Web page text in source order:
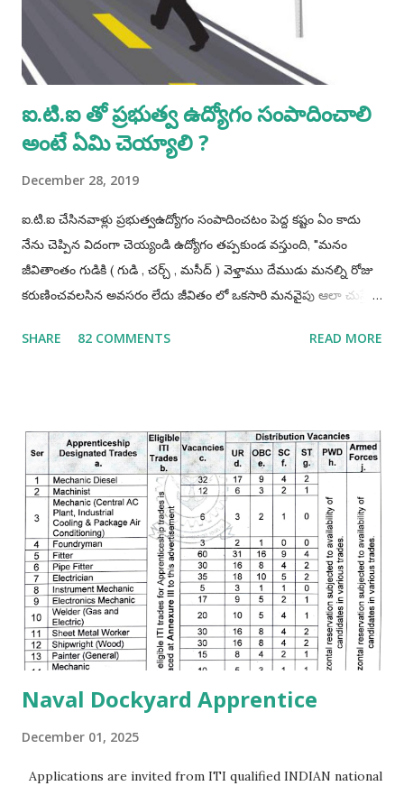
ఐ.టి.ఐ తో ప్రభుత్వ ఉద్యోగం సంపాదించాలి
అంటే ఏమి చెయ్యాలి ?
December 28, 2019
ఐ.టి.ఐ చేసినవాళ్లు ప్రభుత్వఉద్యోగం సంపాదించటం పెద్ద కష్టం ఏం కాదు
నేను చెప్పిన విదంగా చెయ్యండి ఉద్యోగం తప్పకుండ వస్తుంది, "మనం
జీవితాంతం గుడికి ( గుడి , చర్చ్ , మసీద్ ) వెళ్తాము దేముడు మనల్ని రోజు
కరుణించవలసిన అవసరం లేదు జీవితం లో ఒకసారి మనవైపు ఆలా చుస్తే
ప్రభుత్వఉద్యోగాలు రాస్తూవుండాలి ఒకసారి మనం పాస్ అయితే చాలు
కాకూడదు అంటే నేను మా రాష్ట్రము లోనే ఉద్యోగాలకి అప్లై చేస్తాను ఇక
మిగతావి చెయ్యను అంటేయ్ మీకు ఉద్యోగమొచ్చే అవకాశములు 90%
తగ్గిపోతాయి. అదే మీరు భారతదేశం మొత్తం నాదే అనే పరీక్షా రాయండి
తప్పకుండ 90% అవకాశాలు పెరుగుతాయి. మీరు ఒక్కటి గుర్తుంచుకోండి
మనకి ఎక్కడ ఉద్యోగమొస్తే అక్కడ వసతి గృహాలు ( govt quarters )
ఉంటాయి. ఉద్యోగం సంపాదించాలి అంటే ఏం చదవాలి ఎలా చదవాలి ?
ఐ.టి.ఐ పూర్తి చేసినదగ్గరనుండే చదవ...
SHARE 82 COMMENTS READ MORE
Naval Dockyard Apprentice
December 01, 2025
Applications are invited from ITI qualified INDIAN national